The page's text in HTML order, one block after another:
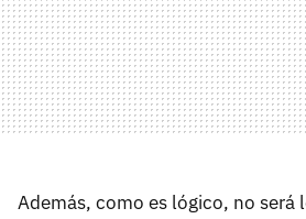
Además, como es lógico, no será